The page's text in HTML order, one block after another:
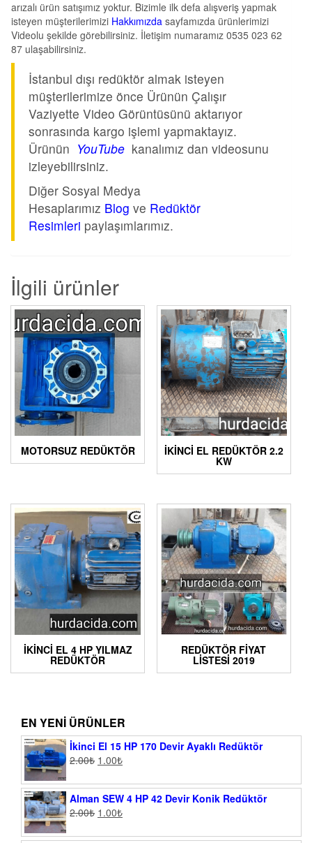
arızalı ürün satışımız yoktur. Bizimle ilk defa alışveriş yapmak
isteyen müşterilerimizi Hakkımızda sayfamızda ürünlerimizi
Videolu şekilde görebilirsiniz. İletişim numaramız 0535 023 62
87 ulaşabilirsiniz.
İstanbul dışı redüktör almak isteyen
müşterilerimize önce Ürünün Çalışır
Vaziyette Video Görüntüsünü aktarıyor
sonrasında kargo işlemi yapmaktayız.
Ürünün YouTube kanalımız dan videosunu
izleyebilirsiniz.
Diğer Sosyal Medya
Hesaplarımız Blog ve Redüktör
Resimleri paylaşımlarımız.
İlgili ürünler
MOTORSUZ REDÜKTÖR İKİNCİ EL REDÜKTÖR 2.2
KW
İKINCI EL 4 HP YILMAZ
REDÜKTÖR
REDÜKTÖR FIYAT
LISTESI 2019
EN YENI ÜRÜNLER
İkinci El 15 HP 170 Devir Ayaklı Redüktör
2.00₺ 1.00₺
Alman SEW 4 HP 42 Devir Konik Redüktör
2.00₺ 1.00₺